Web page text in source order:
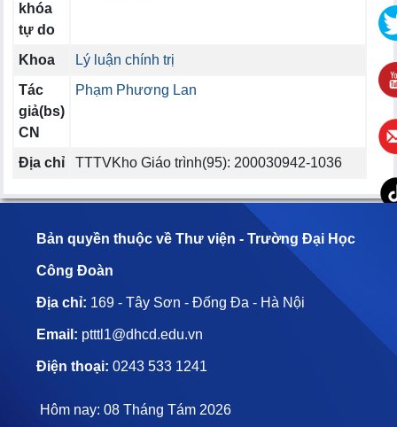
khóa
tự do
Khoa
Lý luận chính trị
Tác
giả(bs)
CN
Phạm Phương Lan
Địa chỉ TTTVKho Giáo trình(95): 200030942-1036
Bản quyền thuộc về Thư viện - Trường Đại Học
Công Đoàn
Địa chỉ: 169 - Tây Sơn - Đống Đa - Hà Nội
Email: ptttl1@dhcd.edu.vn
Điện thoại: 0243 533 1241
Hôm nay: 08 Tháng Tám 2026